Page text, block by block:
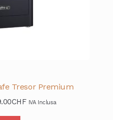
Tresor Premium
CHF IVA Inclusa